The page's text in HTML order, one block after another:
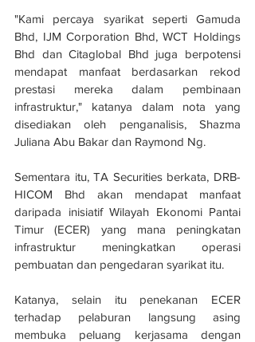
"Kami percaya syarikat seperti Gamuda
Bhd, IJM Corporation Bhd, WCT Holdings
Bhd dan Citaglobal Bhd juga berpotensi
mendapat manfaat berdasarkan rekod
prestasi mereka dalam pembinaan
infrastruktur," katanya dalam nota yang
disediakan oleh penganalisis, Shazma
Juliana Abu Bakar dan Raymond Ng.
Sementara itu, TA Securities berkata, DRB-
HICOM Bhd akan mendapat manfaat
daripada inisiatif Wilayah Ekonomi Pantai
Timur (ECER) yang mana peningkatan
infrastruktur meningkatkan operasi
pembuatan dan pengedaran syarikat itu.
Katanya, selain itu penekanan ECER
terhadap pelaburan langsung asing
membuka peluang kerjasama dengan